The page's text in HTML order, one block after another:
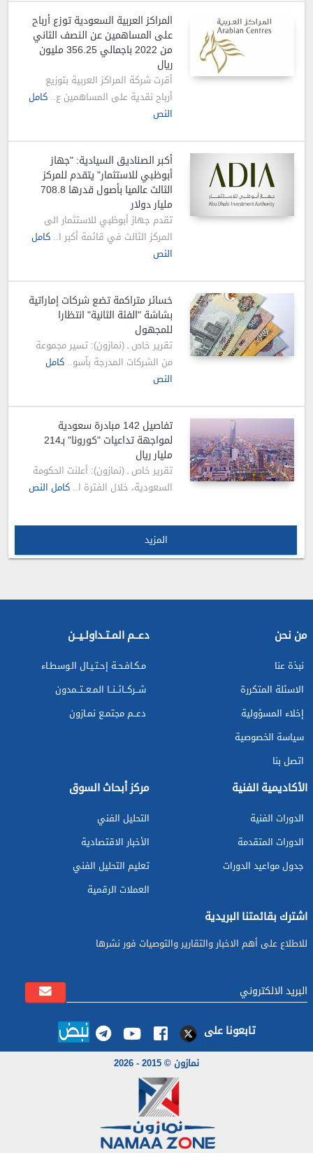
المراكز العربية السعودية توزع أرباح
على المساهمين عن النصف الثاني
من 2022 باجمالي 356.25 مليون
ريال
أقرت شركة المراكز العربية بتوزيع
أرباح نقدية على المساهمين ع..كامل
النص
أكبر الصناديق السيادية: "جهاز
أبوظبي للاستثمار" يتقدم للمركز
الثالث عالميا بأصول قدرها 708.8
مليار دولار
تقدم جهاز أبوظبي للاستثمار الى
المركز الثالث في قائمة أكبر ا..كامل
النص
خسائر متراكمة تضع شركات إماراتية
بشاشة "الفئة الثانية" انتظارا
للمجهول
تقرير خاص ـ (نمازون): تسير مجموعة
من الشركات المدرجة بأسو..كامل
النص
تفاصيل 142 مبادرة سعودية
لمواجهة تداعيات "كورونا" بـ214
مليار ريال
تقرير خاص ـ (نمازون): أعلنت الحكومة
السعودية، خلال الفترة ا..كامل النص
المزيد
من نحن
نبذة عنا
الاسئلة المتكررة
إخلاء المسؤولية
سياسة الخصوصية
اتصل بنا
دعــم المـتـداولـيــن
مـكـافـحـة إحـتـيـال الـوسطـاء
شــركــائــنــا المـعــتــمدون
دعــم مجتمـع نمـازون
الأكاديمية الفنية
الدورات الفنية
الدورات المتقدمة
جدول مواعيد الدورات
مركز أبحاث السوق
التحليل الفني
الأخبار الاقتصادية
تعليم التحليل الفني
العملات الرقمية
اشترك بقائمتنا البريدية
للاطلاع على أهم الاخبار والتقارير والتوصيات فور نشرها
تابعونا على
نمازون © 2015 - 2026